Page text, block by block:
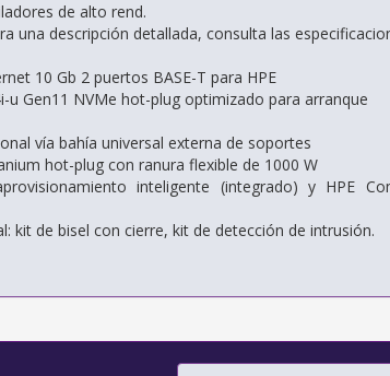
de alto rend.
una descripción detallada, consulta las
10 Gb 2 puertos BASE-T para HPE
u Gen11 NVMe hot-plug optimizado para arranque
vía bahía universal externa de soportes
hot-plug con ranura flexible de 1000 W
inteligente (integrado) y HPE
kit de bisel con cierre, kit de detección de intrusión.